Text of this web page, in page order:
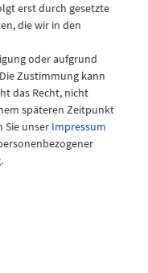
erst durch gesetzte
die wir in den
oder aufgrund
Zustimmung kann
das Recht, nicht
späteren Zeitpunkt
Sie unser Impressum
.